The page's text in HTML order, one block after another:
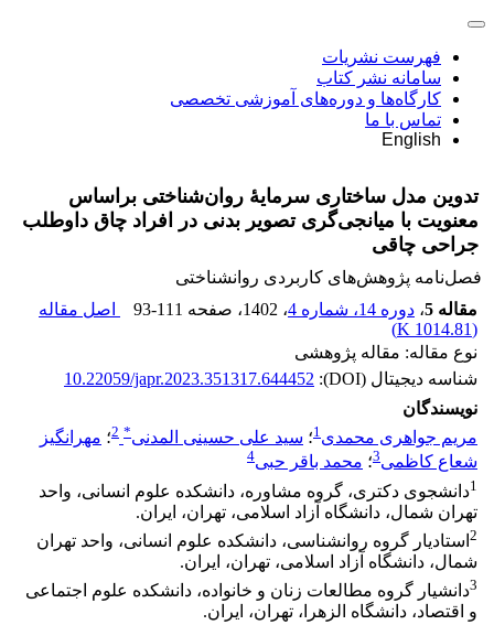
فهرست نشریات
سامانه نشر کتاب
کارگاه‌ها و دوره‌های آموزشی تخصصی
تماس با ما
English
تدوین مدل ساختاری سرمایۀ روان‌شناختی براساس
معنویت با میانجی‌گری تصویر بدنی در افراد چاق داوطلب
جراحی چاقی
فصل‌نامه پژوهش‌های کاربردی روانشناختی
مقاله 5
، دوره 14، شماره 4 ، 1402 ، صفحه 93-111
اصل مقاله
(
1014.81 K
)
نوع مقاله: مقاله پژوهشی
شناسه دیجیتال (DOI):
10.22059/japr.2023.351317.644452
نویسندگان
مریم جواهری محمدی1؛ سید علی حسینی المدنی*
2؛ مهرانگیز
شعاع کاظمی3؛ محمد باقر حبی4
1دانشجوی دکتری، گروه مشاوره، دانشکده علوم انسانی، واحد
تهران شمال، دانشگاه آزاد اسلامی، تهران، ایران.
2 استادیار گروه روانشناسی، دانشکده علوم انسانی، واحد تهران
شمال، دانشگاه آزاد اسلامی، تهران، ایران.
3دانشیار گروه مطالعات زنان و خانواده، دانشکده علوم اجتماعی
و اقتصاد، دانشگاه الزهرا، تهران، ایران.